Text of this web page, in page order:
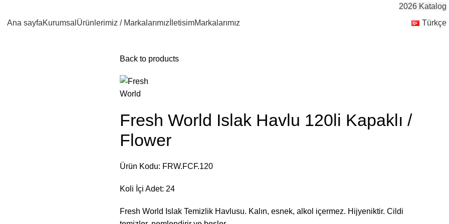
2026 Katalog
Ana sayfaKurumsal Ürünlerimiz / Markalarımız İletisimMarkalarımız Türkçe
Back to products
Fresh World Islak Havlu 120li Kapaklı /
Flower
Ürün Kodu: FRW.FCF.120
Koli İçi Adet: 24
Fresh World Islak Temizlik Havlusu. Kalın, esnek, alkol içermez. Hijyeniktir. Cildi